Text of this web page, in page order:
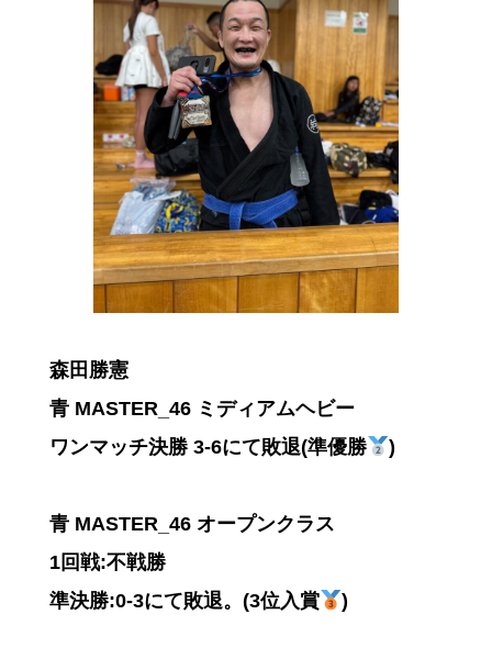
森田勝憲
青 MASTER_46 ミディアムヘビー
ワンマッチ決勝 3-6にて敗退(準優勝
)
青 MASTER_46 オープンクラス
1回戦:不戦勝
準決勝:0-3にて敗退。(3位入賞
)